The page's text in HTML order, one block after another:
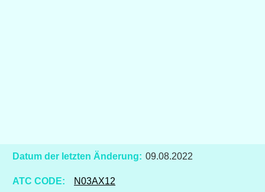
Datum der letzten Änderung: 09.08.2022
ATC CODE: N03AX12